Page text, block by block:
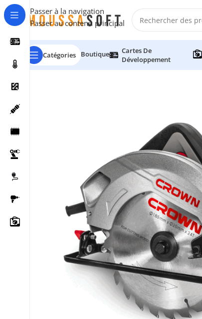
Passer à la navigation
Passer au contenu principal
Catégories Boutique
Cartes De
Développement